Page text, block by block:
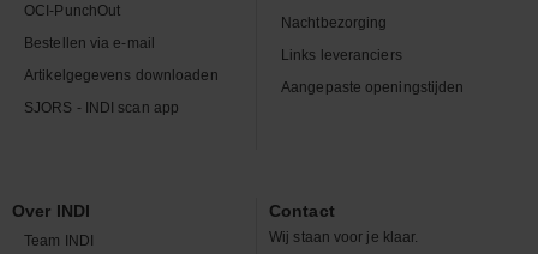
OCI-PunchOut
Bestellen via e-mail
Artikelgegevens downloaden
SJORS - INDI scan app
Nachtbezorging
Links leveranciers
Aangepaste openingstijden
Over INDI
Team INDI
Contact
Wij staan voor je klaar.